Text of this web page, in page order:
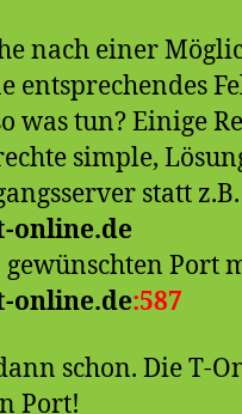
nach einer
entsprechendes
was tun? Einige
simple,
statt z.B.
online.de
Port
online.de:587
schon. Die T-
Port!